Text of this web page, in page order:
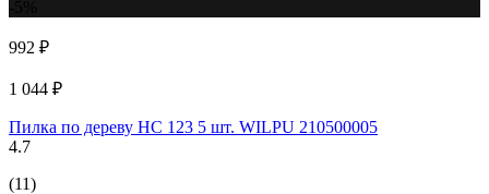
992 ₽
1 044 ₽
Пилка по дереву HC 123 5 шт. WILPU 210500005
4.7
(11)